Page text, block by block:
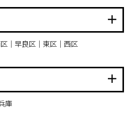
add
｜早良区｜東区｜西区
add
庫